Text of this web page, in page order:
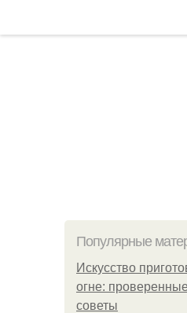
Популярные
Искусство
огне:
советы